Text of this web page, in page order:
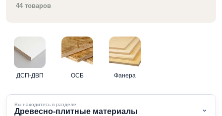
44 товаров
ДСП-ДВП ОСБ Фанера
Вы находитесь в разделе
Древесно-плитные материалы ⌄